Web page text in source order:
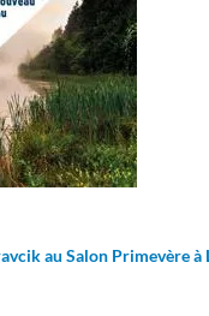
au Salon Primevère à